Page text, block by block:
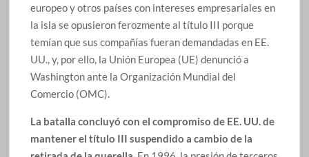
europeo y otros países con intereses empresariales en
la isla se opusieron ferozmente al título III porque
temían que sus compañías fueran demandadas en EE.
UU., y, por ello, la Unión Europea (UE) denunció a
Washington ante la Organización Mundial del
Comercio (OMC).
La batalla concluyó con el compromiso de EE. UU. de
mantener el título III suspendido a cambio de la